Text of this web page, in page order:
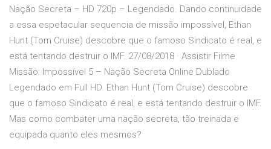
Nação Secreta – HD 720p – Legendado. Dando continuidade
a essa espetacular sequencia de missão impossível, Ethan
Hunt (Tom Cruise) descobre que o famoso Sindicato é real, e
está tentando destruir o IMF. 27/08/2018 · Assistir Filme
Missão: Impossível 5 – Nação Secreta Online Dublado
Legendado em Full HD. Ethan Hunt (Tom Cruise) descobre
que o famoso Sindicato é real, e está tentando destruir o IMF.
Mas como combater uma nação secreta, tão treinada e
equipada quanto eles mesmos?